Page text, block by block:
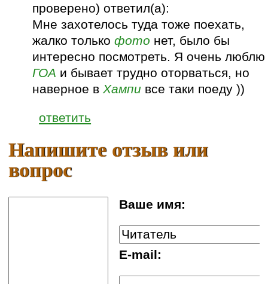
проверено) ответил(а):
Мне захотелось туда тоже поехать,
жалко толькофото нет, было бы
интересно посмотреть. Я очень люблю
ГОА и бывает трудно оторваться, но
наверное вХампи все таки поеду ))
ответить
Напишите отзыв или
вопрос
Ваше имя:
E-mail: